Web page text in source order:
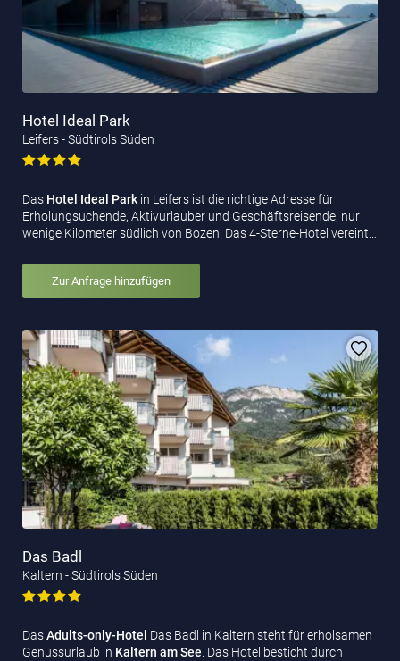
Hotel Ideal Park
Leifers - Südtirols Süden
Das Hotel Ideal Park in Leifers ist die richtige Adresse für
Erholungsuchende, Aktivurlauber und Geschäftsreisende, nur
wenige Kilometer südlich von Bozen. Das 4-Sterne-Hotel vereint…
Zur Anfrage hinzufügen
Das Badl
Kaltern - Südtirols Süden
DasAdults-only-Hotel Das Badl in Kaltern steht für erholsamen
Genussurlaub in Kaltern am See. Das Hotel besticht durch